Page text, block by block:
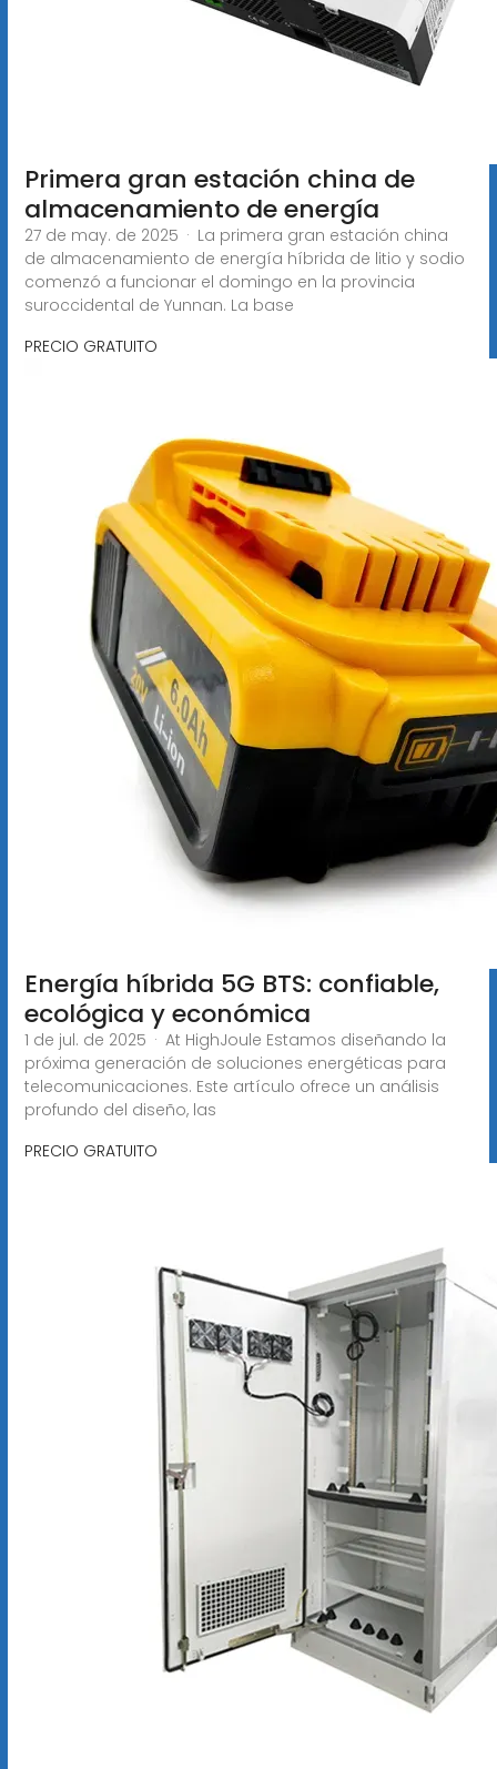
Primera gran estación china de
almacenamiento de energía
27 de may. de 2025 · La primera gran estación china
de almacenamiento de energía híbrida de litio y sodio
comenzó a funcionar el domingo en la provincia
suroccidental de Yunnan. La base
PRECIO GRATUITO
Energía híbrida 5G BTS: confiable,
ecológica y económica
1 de jul. de 2025 · At HighJoule Estamos diseñando la
próxima generación de soluciones energéticas para
telecomunicaciones. Este artículo ofrece un análisis
profundo del diseño, las
PRECIO GRATUITO